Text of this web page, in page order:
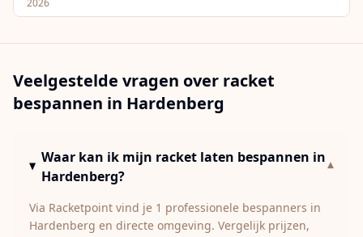
2026
Veelgestelde vragen over racket
bespannen in Hardenberg
Waar kan ik mijn racket laten bespannen in
Hardenberg?
▾
Via Racketpoint vind je 1 professionele bespanners in
Hardenberg en directe omgeving. Vergelijk prijzen,